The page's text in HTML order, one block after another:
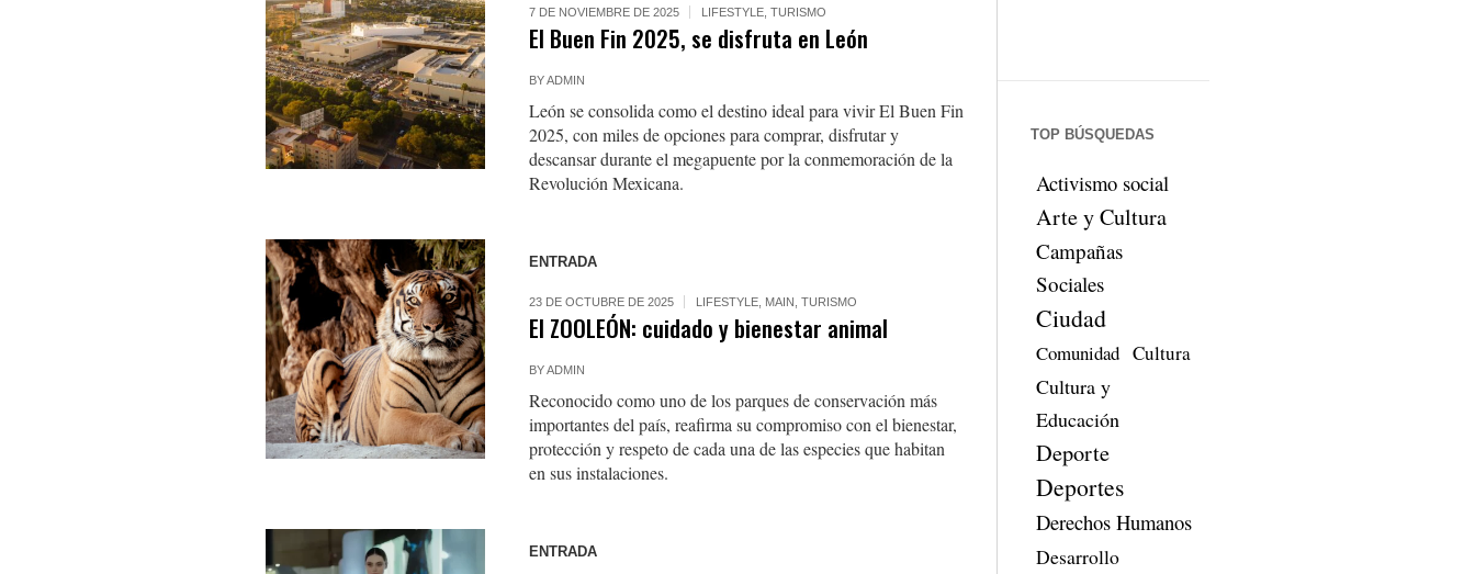
7 DE NOVIEMBRE DE 2025 LIFESTYLE, TURISMO
El Buen Fin 2025, se disfruta en León
BYADMIN
León se consolida como el destino ideal para vivir El Buen Fin
2025, con miles de opciones para comprar, disfrutar y
descansar durante el megapuente por la conmemoración de la
Revolución Mexicana.
ENTRADA
23 DE OCTUBRE DE 2025 LIFESTYLE, MAIN TURISMO
El ZOOLEÓN: cuidado y bienestar animal
BYADMIN
Reconocido como uno de los parques de conservación más
importantes del país, reafirma su compromiso con el bienestar,
protección y respeto de cada una de las especies que habitan
en sus instalaciones.
ENTRADA
TOP BÚSQUEDAS
Activismo social
Arte y Cultura
Campañas
Sociales
Ciudad
Comunidad Cultura
Cultura y
Educación
Deporte
Deportes
Derechos Humanos
Desarrollo